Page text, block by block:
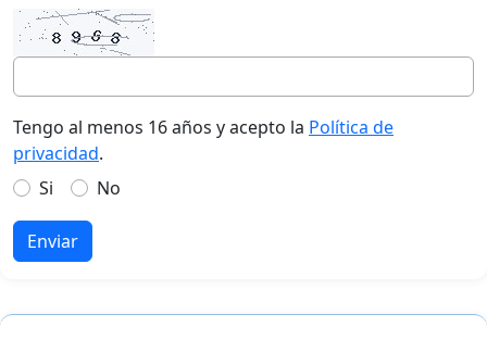
Tengo al menos 16 años y acepto la Política de
privacidad.
Si
No
Enviar